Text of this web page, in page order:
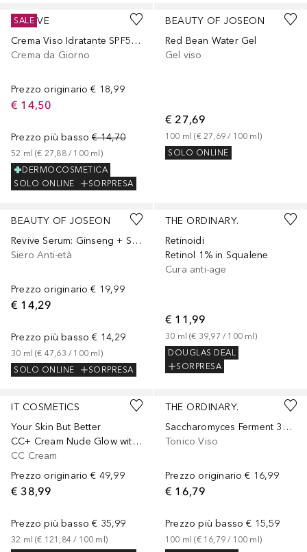
CERAVE
Crema Viso Idratante SPF50, Protezione Solare ad Ampio Spettro, Idrata e Protegge in un solo Step
Crema da Giorno
Prezzo originario € 18,99
€ 14,50
Prezzo più basso € 14,70
52 ml (€ 27,88 / 100 ml )
DERMOCOSMETICA
SOLO ONLINE
SORPRESA
SALE
BEAUTY OF JOSEON
Red Bean Water Gel
Gel viso
€ 27,69
100 ml (€ 27,69 / 100 ml )
SOLO ONLINE
BEAUTY OF JOSEON
Revive Serum: Ginseng + Snail Mucin
Siero Anti-età
Prezzo originario € 19,99
€ 14,29
Prezzo più basso € 14,29
30 ml (€ 47,63 / 100 ml )
SOLO ONLINE
SORPRESA
THE ORDINARY.
Retinoidi
Retinol 1% in Squalene
Cura anti-age
€ 11,99
30 ml (€ 39,97 / 100 ml )
DOUGLAS DEAL
SORPRESA
IT COSMETICS
Your Skin But Better
CC+ Cream Nude Glow with SPF 40
CC Cream
Prezzo originario € 49,99
€ 38,99
Prezzo più basso € 35,99
32 ml (€ 121,84 / 100 ml )
+9
THE ORDINARY.
Saccharomyces Ferment 30% Milky Toner
Tonico Viso
Prezzo originario € 16,99
€ 16,79
Prezzo più basso € 15,59
100 ml (€ 16,79 / 100 ml )